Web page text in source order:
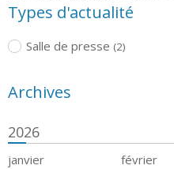
Types d'actualité
Salle de presse (2)
Archives
2026
janvier février